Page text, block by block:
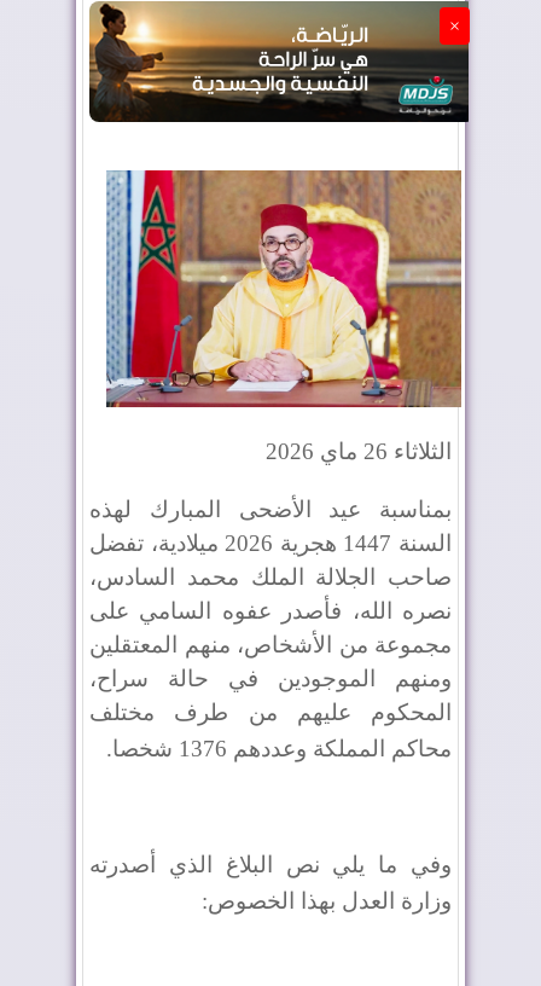
×
الثلاثاء 26 ماي 2026
بمناسبة عيد الأضحى المبارك لهذه
السنة 1447 هجرية 2026 ميلادية، تفضل
صاحب الجلالة الملك محمد السادس،
نصره الله، فأصدر عفوه السامي على
مجموعة من الأشخاص، منهم المعتقلين
ومنهم الموجودين في حالة سراح،
المحكوم عليهم من طرف مختلف
محاكم المملكة وعددهم 1376 شخصا
.
وفي ما يلي نص البلاغ الذي أصدرته
وزارة العدل بهذا الخصوص: